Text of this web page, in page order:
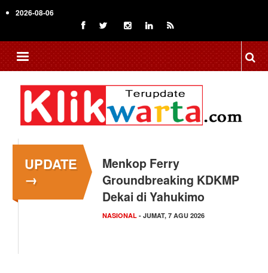
to
content
2026-08-06
UPDATE
→
Menkop Ferry
Groundbreaking KDKMP
Dekai di Yahukimo
NASIONAL - JUMAT, 7 AGU 2026